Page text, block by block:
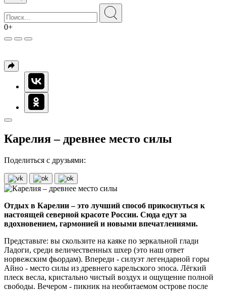
0+
Карелия – древнее место силы
Поделиться с друзьями:
Отдых в Карелии – это лучший способ прикоснуться к
настоящей северной красоте России. Сюда едут за
вдохновением, гармонией и новыми впечатлениями.
Представьте: вы скользите на каяке по зеркальной глади
Ладоги, среди величественных шхер (это наш ответ
норвежским фьордам). Впереди - силуэт легендарной горы
Айно - место силы из древнего карельского эпоса. Лёгкий
плеск весла, кристально чистый воздух и ощущение полной
свободы. Вечером - пикник на необитаемом острове после